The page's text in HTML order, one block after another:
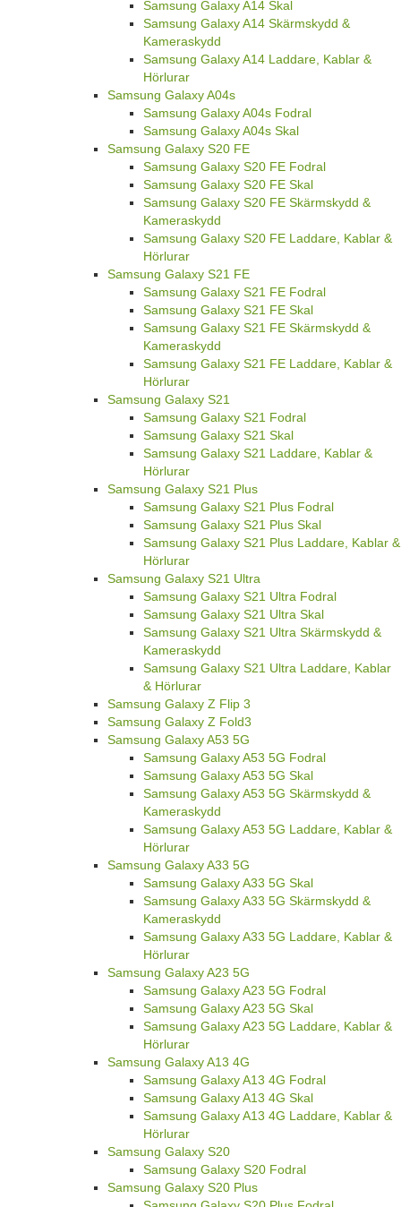
Hörlurar
Samsung Galaxy A14
Samsung Galaxy A14 Fodral
Samsung Galaxy A14 Skal
Samsung Galaxy A14 Skärmskydd &
Kameraskydd
Samsung Galaxy A14 Laddare, Kablar &
Hörlurar
Samsung Galaxy A04s
Samsung Galaxy A04s Fodral
Samsung Galaxy A04s Skal
Samsung Galaxy S20 FE
Samsung Galaxy S20 FE Fodral
Samsung Galaxy S20 FE Skal
Samsung Galaxy S20 FE Skärmskydd &
Kameraskydd
Samsung Galaxy S20 FE Laddare, Kablar &
Hörlurar
Samsung Galaxy S21 FE
Samsung Galaxy S21 FE Fodral
Samsung Galaxy S21 FE Skal
Samsung Galaxy S21 FE Skärmskydd &
Kameraskydd
Samsung Galaxy S21 FE Laddare, Kablar &
Hörlurar
Samsung Galaxy S21
Samsung Galaxy S21 Fodral
Samsung Galaxy S21 Skal
Samsung Galaxy S21 Laddare, Kablar &
Hörlurar
Samsung Galaxy S21 Plus
Samsung Galaxy S21 Plus Fodral
Samsung Galaxy S21 Plus Skal
Samsung Galaxy S21 Plus Laddare, Kablar &
Hörlurar
Samsung Galaxy S21 Ultra
Samsung Galaxy S21 Ultra Fodral
Samsung Galaxy S21 Ultra Skal
Samsung Galaxy S21 Ultra Skärmskydd &
Kameraskydd
Samsung Galaxy S21 Ultra Laddare, Kablar
& Hörlurar
Samsung Galaxy Z Flip 3
Samsung Galaxy Z Fold3
Samsung Galaxy A53 5G
Samsung Galaxy A53 5G Fodral
Samsung Galaxy A53 5G Skal
Samsung Galaxy A53 5G Skärmskydd &
Kameraskydd
Samsung Galaxy A53 5G Laddare, Kablar &
Hörlurar
Samsung Galaxy A33 5G
Samsung Galaxy A33 5G Skal
Samsung Galaxy A33 5G Skärmskydd &
Kameraskydd
Samsung Galaxy A33 5G Laddare, Kablar &
Hörlurar
Samsung Galaxy A23 5G
Samsung Galaxy A23 5G Fodral
Samsung Galaxy A23 5G Skal
Samsung Galaxy A23 5G Laddare, Kablar &
Hörlurar
Samsung Galaxy A13 4G
Samsung Galaxy A13 4G Fodral
Samsung Galaxy A13 4G Skal
Samsung Galaxy A13 4G Laddare, Kablar &
Hörlurar